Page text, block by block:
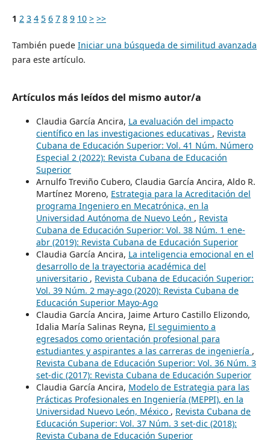
1 2 3 4 5 6 7 8 9 10 > >>
También puede Iniciar una búsqueda de similitud avanzada
para este artículo.
Artículos más leídos del mismo autor/a
Claudia García Ancira, La evaluación del impacto
científico en las investigaciones educativas , Revista
Cubana de Educación Superior: Vol. 41 Núm. Número
Especial 2 (2022): Revista Cubana de Educación
Superior
Arnulfo Treviño Cubero, Claudia García Ancira, Aldo R.
Martínez Moreno, Estrategia para la Acreditación del
programa Ingeniero en Mecatrónica, en la
Universidad Autónoma de Nuevo León , Revista
Cubana de Educación Superior: Vol. 38 Núm. 1 ene-
abr (2019): Revista Cubana de Educación Superior
Claudia García Ancira, La inteligencia emocional en el
desarrollo de la trayectoria académica del
universitario , Revista Cubana de Educación Superior:
Vol. 39 Núm. 2 may-ago (2020): Revista Cubana de
Educación Superior Mayo-Ago
Claudia García Ancira, Jaime Arturo Castillo Elizondo,
Idalia María Salinas Reyna, El seguimiento a
egresados como orientación profesional para
estudiantes y aspirantes a las carreras de ingeniería ,
Revista Cubana de Educación Superior: Vol. 36 Núm. 3
set-dic (2017): Revista Cubana de Educación Superior
Claudia García Ancira, Modelo de Estrategia para las
Prácticas Profesionales en Ingeniería (MEPPI), en la
Universidad Nuevo León, México , Revista Cubana de
Educación Superior: Vol. 37 Núm. 3 set-dic (2018):
Revista Cubana de Educación Superior